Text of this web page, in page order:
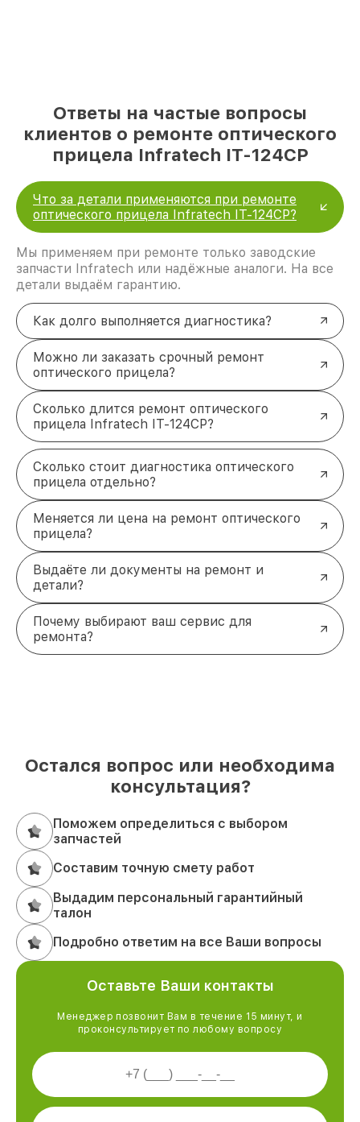
Ответы на частые вопросы
клиентов о ремонте оптического
прицела Infratech IT-124CP
Что за детали применяются при ремонте
оптического прицела Infratech IT-124CP?
Мы применяем при ремонте только заводские
запчасти Infratech или надёжные аналоги. На все
детали выдаём гарантию.
Как долго выполняется диагностика?
Можно ли заказать срочный ремонт
оптического прицела?
Сколько длится ремонт оптического
прицела Infratech IT-124CP?
Сколько стоит диагностика оптического
прицела отдельно?
Меняется ли цена на ремонт оптического
прицела?
Выдаёте ли документы на ремонт и
детали?
Почему выбирают ваш сервис для
ремонта?
Остался вопрос или необходима
консультация?
Поможем определиться с выбором
запчастей
Составим точную смету работ
Выдадим персональный гарантийный
талон
Подробно ответим на все Ваши вопросы
Оставьте Ваши контакты
Менеджер позвонит Вам в течение 15 минут, и
проконсультирует по любому вопросу